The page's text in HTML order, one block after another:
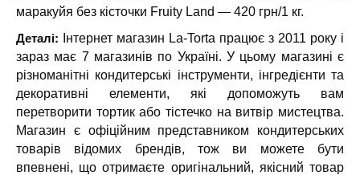
маракуйя без кісточки Fruity Land — 420 грн/1 кг.
Деталі: Інтернет магазин La-Torta працює з 2011 року і
зараз має 7 магазинів по Україні. У цьому магазині є
різноманітні кондитерські інструменти, інгредієнти та
декоративні елементи, які допоможуть вам
перетворити тортик або тістечко на витвір мистецтва.
Магазин є офіційним представником кондитерських
товарів відомих брендів, тож ви можете бути
впевнені, що отримаєте оригінальний, якісний товар